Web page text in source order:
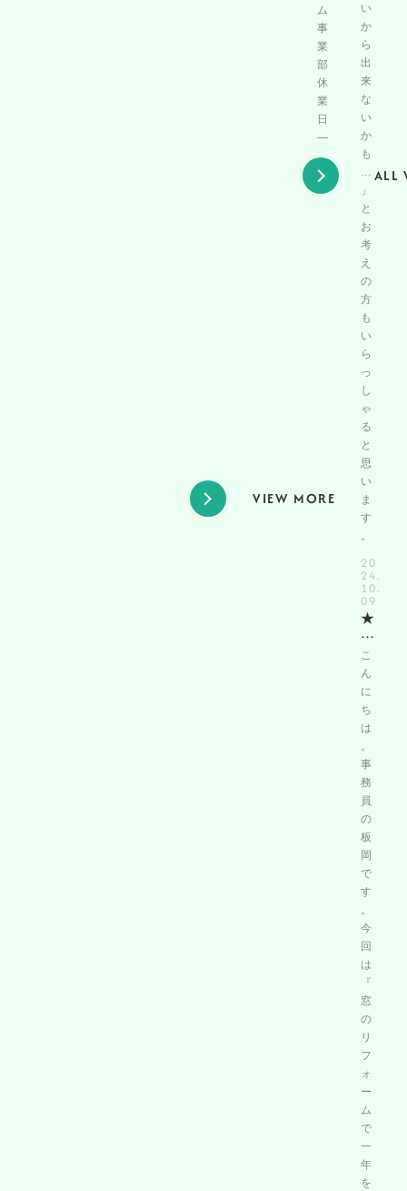
VIEW MORE
ム
事
業
部
休
業
日
―
ALL
い
か
ら
出
来
な
い
か
も
…
」
と
お
考
え
の
方
も
い
ら
っ
し
ゃ
る
と
思
い
ま
す
。
20
24.
10.
09
★
ブ
ロ
グ
★
『
窓
の
リ
フ
ォ
ー
ム
で
一
を
通
し
て
快
適
な
住
ま
い
づ
く
り
』
こ
ん
に
ち
は
。
事
務
員
の
板
岡
で
す
。
今
回
は
『
窓
の
リ
フ
ォ
ー
ム
で
一
年
を